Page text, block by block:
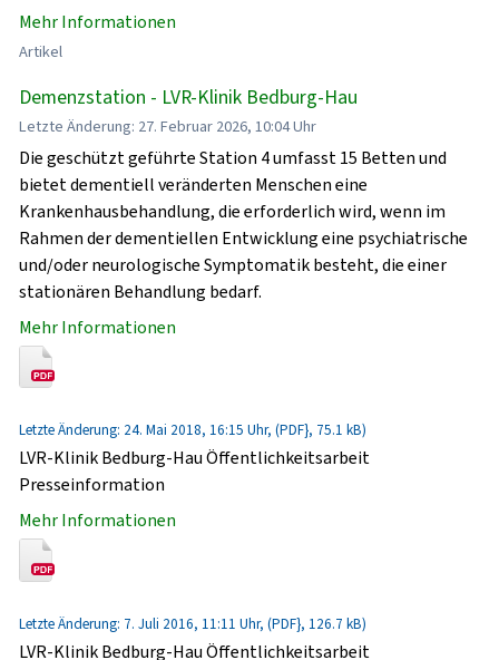
Mehr Informationen
Artikel
Demenzstation - LVR-Klinik Bedburg-Hau
Letzte Änderung: 27. Februar 2026, 10:04 Uhr
Die geschützt geführte Station 4 umfasst 15 Betten und
bietet dementiell veränderten Menschen eine
Krankenhausbehandlung, die erforderlich wird, wenn im
Rahmen der dementiellen Entwicklung eine psychiatrische
und/oder neurologische Symptomatik besteht, die einer
stationären Behandlung bedarf.
Mehr Informationen
Letzte Änderung: 24. Mai 2018, 16:15 Uhr, (PDF}, 75.1 kB)
LVR-Klinik Bedburg-Hau Öffentlichkeitsarbeit
Presseinformation
Mehr Informationen
Letzte Änderung: 7. Juli 2016, 11:11 Uhr, (PDF}, 126.7 kB)
LVR-Klinik Bedburg-Hau Öffentlichkeitsarbeit